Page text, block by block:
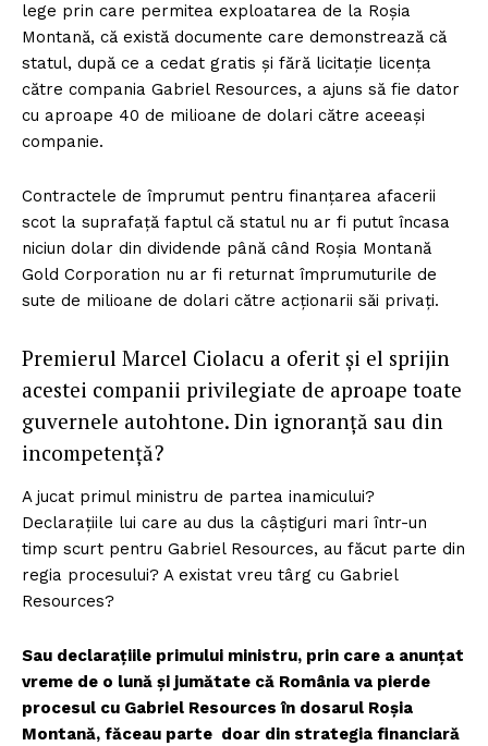
lege prin care permitea exploatarea de la Roșia
Montană, că există documente care demonstrează că
statul, după ce a cedat gratis și fără licitație licența
către compania Gabriel Resources, a ajuns să fie dator
cu aproape 40 de milioane de dolari către aceeași
companie.
Contractele de împrumut pentru finanțarea afacerii
scot la suprafață faptul că statul nu ar fi putut încasa
niciun dolar din dividende până când Roșia Montană
Gold Corporation nu ar fi returnat împrumuturile de
sute de milioane de dolari către acționarii săi privați.
Premierul Marcel Ciolacu a oferit și el sprijin
acestei companii privilegiate de aproape toate
guvernele autohtone. Din ignoranță sau din
incompetență?
A jucat primul ministru de partea inamicului?
Declarațiile lui care au dus la câștiguri mari într-un
timp scurt pentru Gabriel Resources, au făcut parte din
regia procesului? A existat vreu târg cu Gabriel
Resources?
Sau declarațiile primului ministru, prin care a anunțat
vreme de o lună și jumătate că România va pierde
procesul cu Gabriel Resources în dosarul Roșia
Montană, făceau parte doar din strategia financiară